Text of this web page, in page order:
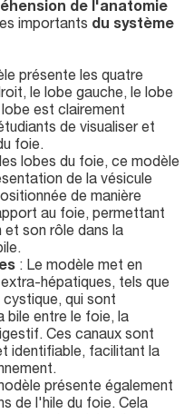
de l'anatomie
importants du système
présente les quatre
le lobe gauche, le lobe
est clairement
de visualiser et
foie.
lobes du foie, ce modèle
de la vésicule
de manière
au foie, permettant
et son rôle dans la
: Le modèle met en
hépatiques, tels que
qui sont
bile entre le foie, la
Ces canaux sont
identifiable, facilitant la
présente également
de l'hile du foie. Cela